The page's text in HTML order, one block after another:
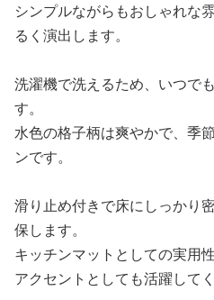
シンプルながらもおしゃれな
るく演出します。
洗濯機で洗えるため、いつで
す。
水色の格子柄は爽やかで、季
ンです。
滑り止め付きで床にしっかり
保します。
キッチンマットとしての実用
アクセントとしても活躍して